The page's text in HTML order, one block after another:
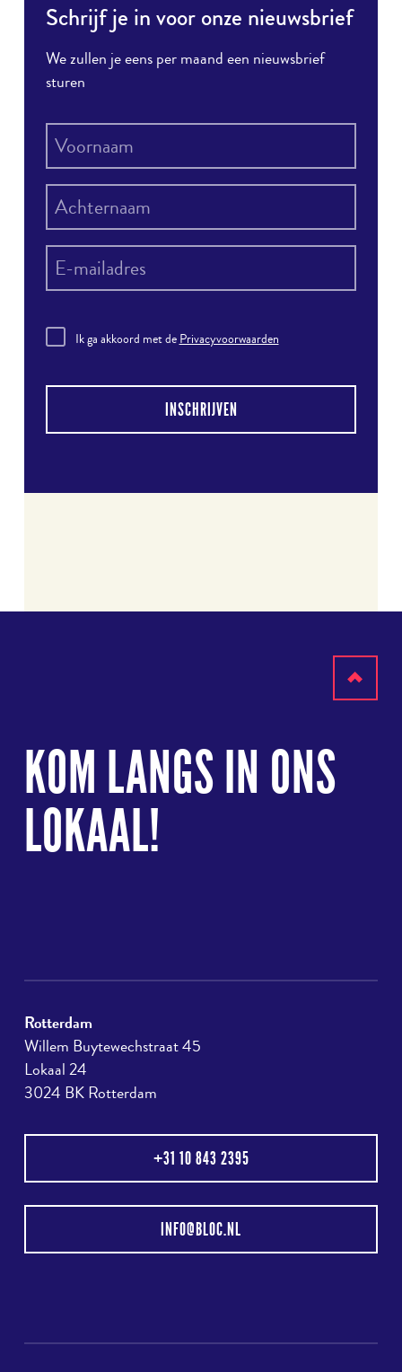
Schrijf je in voor onze nieuwsbrief
We zullen je eens per maand een nieuwsbrief
sturen
Ik ga akkoord met de Privacyvoorwaarden
INSCHRIJVEN
KOM LANGS IN ONS
LOKAAL!
Rotterdam
Willem Buytewechstraat 45
Lokaal 24
3024 BK Rotterdam
+31 10 843 2395
INFO@BLOC.NL